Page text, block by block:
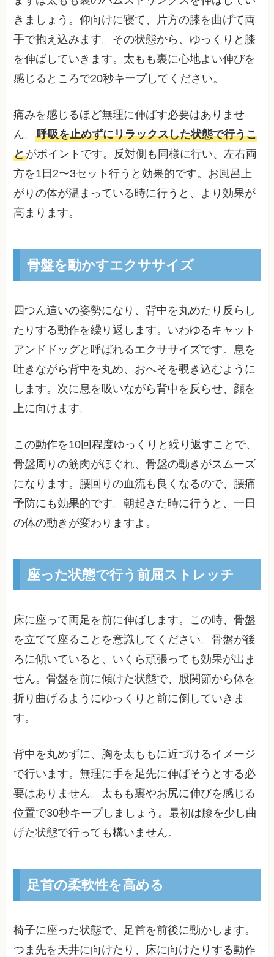
きましょう。仰向けに寝て、片方の膝を曲げて両
手で抱え込みます。その状態から、ゆっくりと膝
を伸ばしていきます。太もも裏に心地よい伸びを
感じるところで20秒キープしてください。
痛みを感じるほど無理に伸ばす必要はありませ
ん。呼吸を止めずにリラックスした状態で行うこ
とがポイントです。反対側も同様に行い、左右両
方を1日2〜3セット行うと効果的です。お風呂上
がりの体が温まっている時に行うと、より効果が
高まります。
骨盤を動かすエクササイズ
四つん這いの姿勢になり、背中を丸めたり反らし
たりする動作を繰り返します。いわゆるキャット
アンドドッグと呼ばれるエクササイズです。息を
吐きながら背中を丸め、おへそを覗き込むように
します。次に息を吸いながら背中を反らせ、顔を
上に向けます。
この動作を10回程度ゆっくりと繰り返すことで、
骨盤周りの筋肉がほぐれ、骨盤の動きがスムーズ
になります。腰回りの血流も良くなるので、腰痛
予防にも効果的です。朝起きた時に行うと、一日
の体の動きが変わりますよ。
座った状態で行う前屈ストレッチ
床に座って両足を前に伸ばします。この時、骨盤
を立てて座ることを意識してください。骨盤が後
ろに傾いていると、いくら頑張っても効果が出ま
せん。骨盤を前に傾けた状態で、股関節から体を
折り曲げるようにゆっくりと前に倒していきま
す。
背中を丸めずに、胸を太ももに近づけるイメージ
で行います。無理に手を足先に伸ばそうとする必
要はありません。太もも裏やお尻に伸びを感じる
位置で30秒キープしましょう。最初は膝を少し曲
げた状態で行っても構いません。
足首の柔軟性を高める
椅子に座った状態で、足首を前後に動かします。
つま先を天井に向けたり、床に向けたりする動作